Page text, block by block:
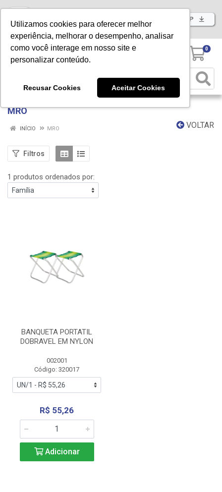
Utilizamos cookies para oferecer melhor
experiência, melhorar o desempenho, analisar
como você interage em nosso site e
personalizar conteúdo.
Recusar Cookies Aceitar Cookies
Baixe já nosso APP
0
MRO
VOLTAR
INÍCIO MRO
Filtros
1 produtos ordenados por:
BANQUETA PORTATIL
DOBRAVEL EM NYLON
002001
Código: 320017
R$ 55,26
Adicionar